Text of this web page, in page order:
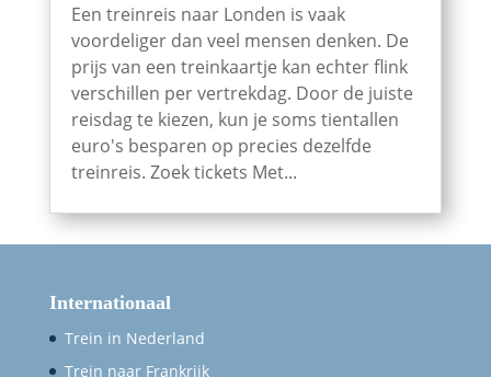
Een treinreis naar Londen is vaak
voordeliger dan veel mensen denken. De
prijs van een treinkaartje kan echter flink
verschillen per vertrekdag. Door de juiste
reisdag te kiezen, kun je soms tientallen
euro's besparen op precies dezelfde
treinreis. Zoek tickets Met...
Internationaal
Trein in Nederland
Trein naar Frankrijk